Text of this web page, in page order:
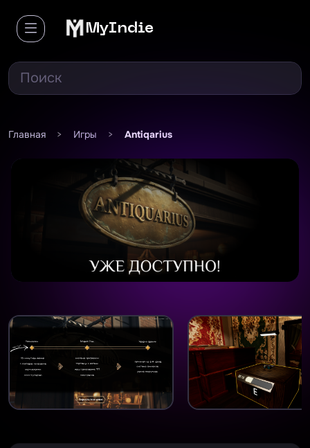
MyIndie
Главная > Игры > Antiqarius